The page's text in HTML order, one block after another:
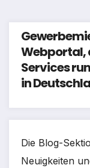
Webportal,
Services
in
Die Blog-
Neuigkeiten